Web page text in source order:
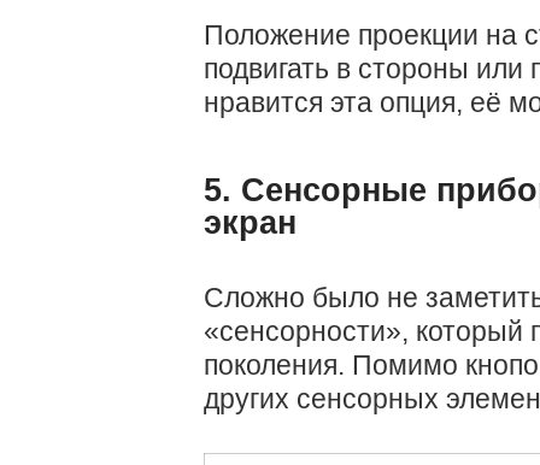
Положение проекции на
подвигать в стороны или
нравится эта опция, её
5. Сенсорные
экран
Сложно было не
«сенсорности», который
поколения. Помимо
других сенсорных